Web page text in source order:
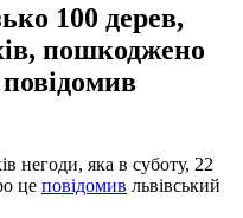
100 дерев,
пошкоджено
повідомив
негоди, яка в суботу, 22
це повідомив львівський